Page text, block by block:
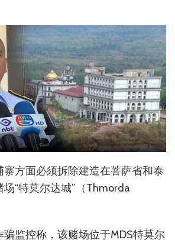
寨方面必须拆除建造在菩萨省和泰
“特莫尔达城”（Thmorda
监控称，该赌场位于MDS特莫尔